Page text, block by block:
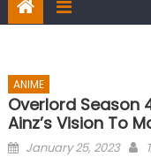
ANIME
Overlord Season
Ainz’s Vision To
Posted
January 25, 2023